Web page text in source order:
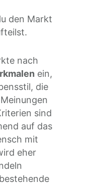
den Markt
nach
ein,
die
sind
auf das
mit
eher